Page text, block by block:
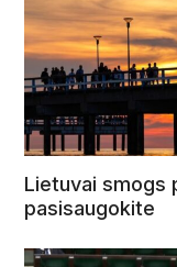
Lietuvai smogs
pasisaugokite